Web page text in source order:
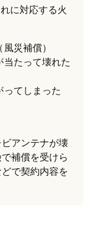
に対応する火
災補償）
当たって壊れた
ってしまった
アンテナが壊
補償を受けら
で契約内容を